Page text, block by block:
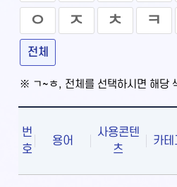
ㅇ
ㅈ ㅊ ㅋ
전체
※ ㄱ~ㅎ, 전체를 선택하시면 해당
번
호
용어
사용콘텐
츠
카테